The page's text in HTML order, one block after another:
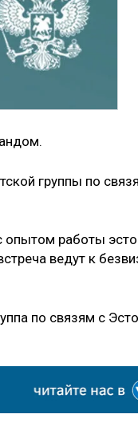
группы по
опытом работы
ведут к
по связям с